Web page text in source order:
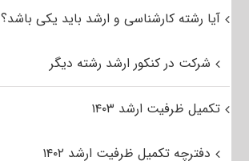
آیا رشته کارشناسی و ارشد باید یکی باشد؟
شرکت در کنکور ارشد رشته دیگر
تکمیل ظرفیت ارشد ۱۴۰۳
دفترچه تکمیل ظرفیت ارشد ۱۴۰۲